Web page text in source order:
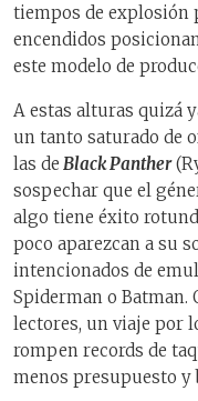
tiempos de explosión
encendidos
este modelo de
A estas alturas quizá
un tanto saturado de
las de Black Panther
sospechar que el
algo tiene éxito
poco aparezcan a su
intencionados de
Spiderman o Batman.
lectores, un viaje por
rompen records de
menos presupuesto y